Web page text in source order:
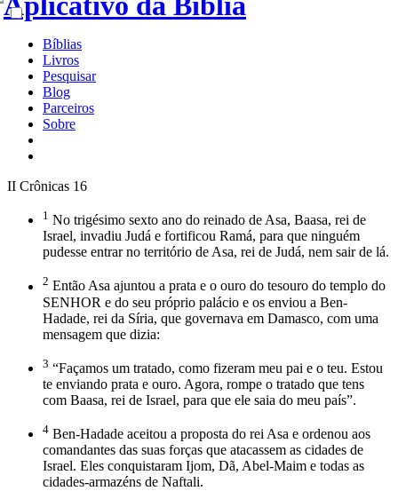
Bíblias
Livros
Pesquisar
Blog
Parceiros
Sobre
II Crônicas 16
1 No trigésimo sexto ano do reinado de Asa, Baasa, rei de
Israel, invadiu Judá e fortificou Ramá, para que ninguém
pudesse entrar no território de Asa, rei de Judá, nem sair de lá.
2 Então Asa ajuntou a prata e o ouro do tesouro do templo do
SENHOR e do seu próprio palácio e os enviou a Ben-
Hadade, rei da Síria, que governava em Damasco, com uma
mensagem que dizia:
3 “Façamos um tratado, como fizeram meu pai e o teu. Estou
te enviando prata e ouro. Agora, rompe o tratado que tens
com Baasa, rei de Israel, para que ele saia do meu país”.
4 Ben-Hadade aceitou a proposta do rei Asa e ordenou aos
comandantes das suas forças que atacassem as cidades de
Israel. Eles conquistaram Ijom, Dã, Abel-Maim e todas as
cidades-armazéns de Naftali.